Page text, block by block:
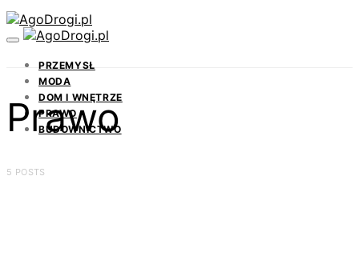
PRZEMYSŁ
MODA
DOM I WNĘTRZE
PRAWO
BUDOWNICTWO
Prawo
5 POSTS